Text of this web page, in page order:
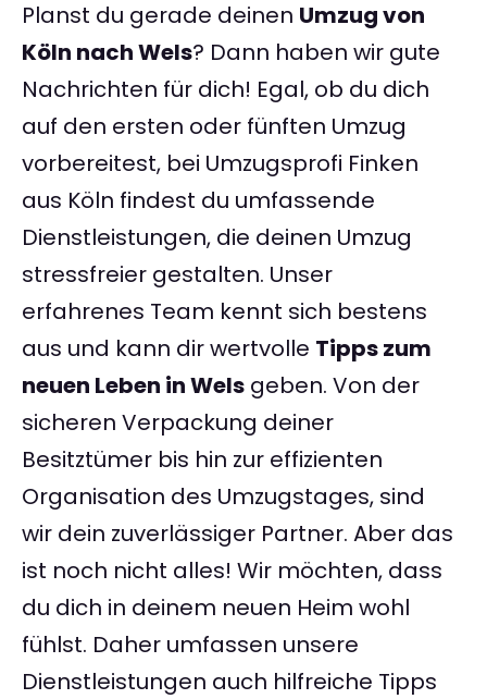
Planst du gerade deinen Umzug von
Köln nach Wels? Dann haben wir gute
Nachrichten für dich! Egal, ob du dich
auf den ersten oder fünften Umzug
vorbereitest, bei Umzugsprofi Finken
aus Köln findest du umfassende
Dienstleistungen, die deinen Umzug
stressfreier gestalten. Unser
erfahrenes Team kennt sich bestens
aus und kann dir wertvolle Tipps zum
neuen Leben in Wels geben. Von der
sicheren Verpackung deiner
Besitztümer bis hin zur effizienten
Organisation des Umzugstages, sind
wir dein zuverlässiger Partner. Aber das
ist noch nicht alles! Wir möchten, dass
du dich in deinem neuen Heim wohl
fühlst. Daher umfassen unsere
Dienstleistungen auch hilfreiche Tipps